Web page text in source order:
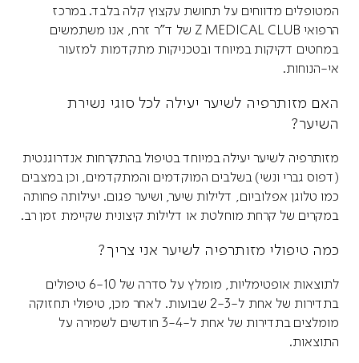
המטופלים מדווחים על תחושת עקצוץ קלה בלבד. במרכז
הרפואי Z MEDICAL CLUB של ד"ר זרח, אנו משתמשים
במחטים דקיקות במיוחד ובטכניקות מתקדמות למזעור
אי-הנוחות.
האם מזותרפיה לשיער יעילה לכל סוגי נשירת
השיער?
מזותרפיה לשיער יעילה במיוחד בטיפול בהתקרחות אנדרוגנטית
(דפוס גברי ונשי) בשלבים המוקדמים והמתקדמים, וכן במצבים
כמו טלוגן אפלוביום, דלילות שיער, ושיער פגום. יעילותה פחותה
במקרים של קרחת מוחלטת או דלילות קיצונית שקיימת זמן רב.
כמה טיפולי מזותרפיה לשיער אני צריך?
לתוצאות אופטימליות, מומלץ על סדרה של 6-10 טיפולים
בתדירות של אחת ל-2-3 שבועות. לאחר מכן, טיפולי תחזוקה
מומלצים בתדירות של אחת ל-3-4 חודשים לשמירה על
התוצאות.